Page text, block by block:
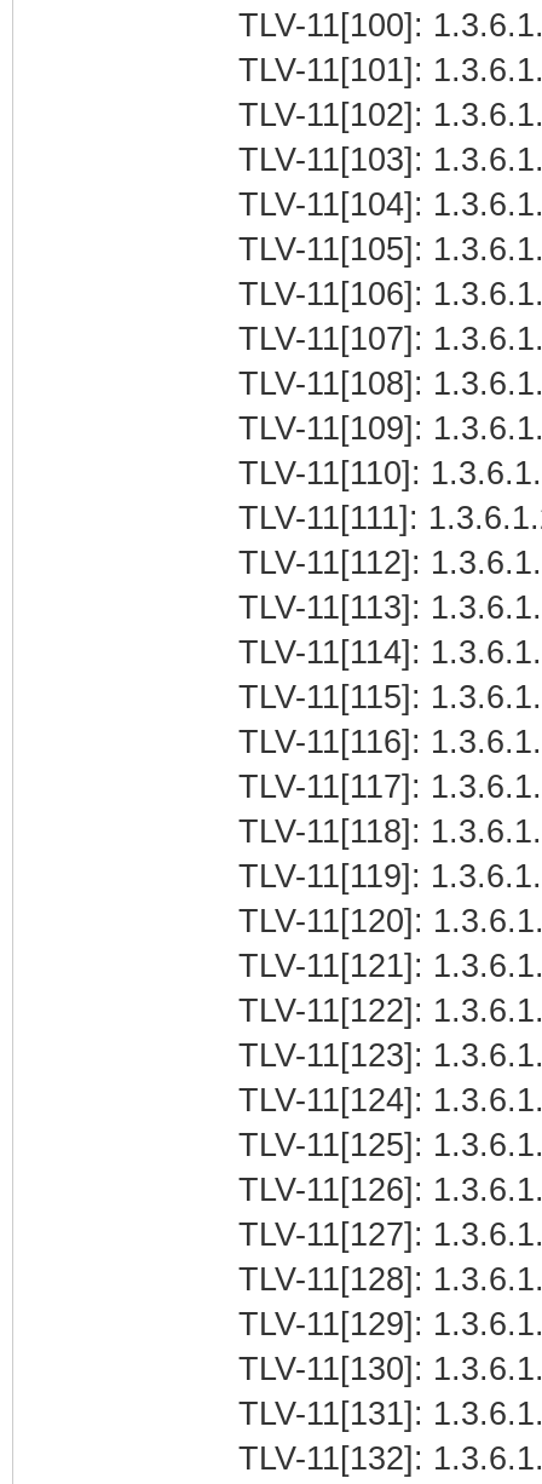
TLV-11[100]:
TLV-11[101]:
TLV-11[102]:
TLV-11[103]:
TLV-11[104]:
TLV-11[105]:
TLV-11[106]:
TLV-11[107]:
TLV-11[108]:
TLV-11[109]:
TLV-11[110]:
TLV-11[111]:
TLV-11[112]:
TLV-11[113]:
TLV-11[114]:
TLV-11[115]:
TLV-11[116]:
TLV-11[117]:
TLV-11[118]:
TLV-11[119]:
TLV-11[120]:
TLV-11[121]:
TLV-11[122]:
TLV-11[123]:
TLV-11[124]:
TLV-11[125]:
TLV-11[126]:
TLV-11[127]:
TLV-11[128]:
TLV-11[129]:
TLV-11[130]:
TLV-11[131]:
TLV-11[132]: